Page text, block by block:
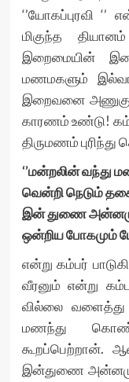
‘’யோகப்புரவி ‘’
மிகுந்த
இறைமையின்
மணமகளும்
இறைவனை
காரணம் உண்டு!
திருமணம்
‘’மன்றலின் வந்து
வென்றி நெடும்
இன் துணை
ஒன்றிய போகமும்
என்று கம்பர்
வீரனும் என்று
வில்லை
மணந்து
கூறப்பெற்றான்.
இன்துணை